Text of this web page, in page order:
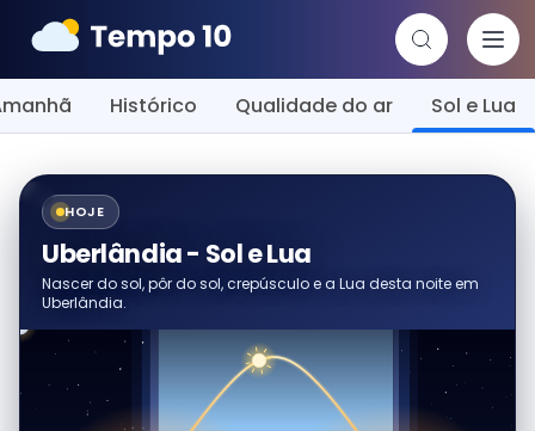
Histórico Qualidade do ar Sol e Lua
HOJE
Uberlândia - Sol e Lua
Nascer do sol, pôr do sol, crepúsculo e a Lua desta noite em
Uberlândia.